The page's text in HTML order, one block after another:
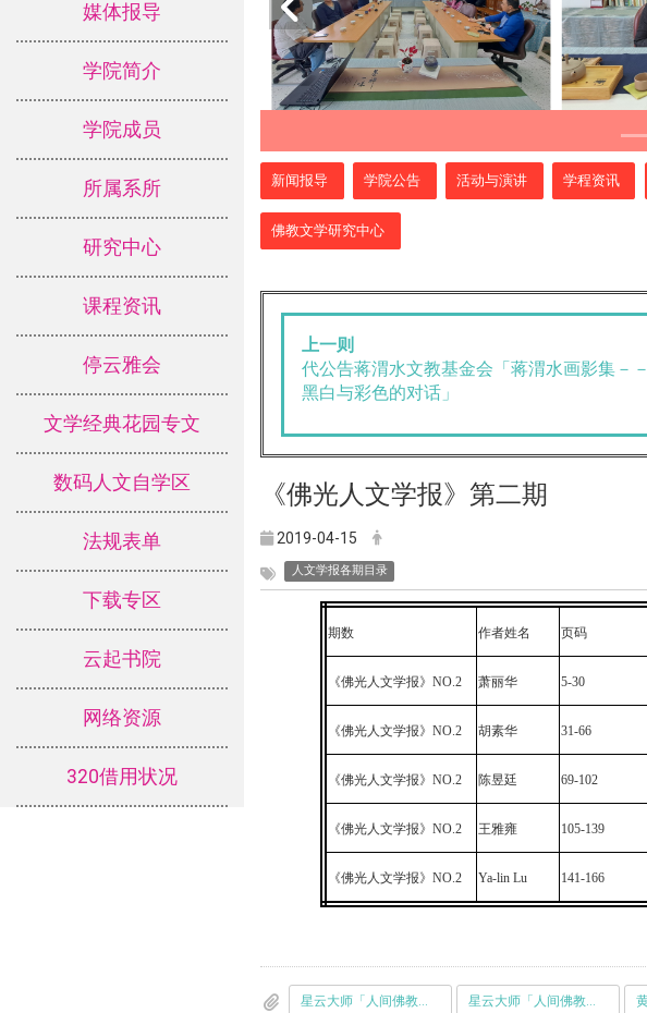
媒体报导
学院简介
学院成员
所属系所
研究中心
课程资讯
停云雅会
文学经典花园专文
数码人文自学区
法规表单
下载专区
云起书院
网络资源
320借用状况
新闻报导 学院公告 活动与演讲 学程资讯
佛教文学研究中心
上一则
代公告蒋渭水文教基金会「蒋渭水画影集－－
黑白与彩色的对话」
《佛光人文学报》第二期
2019-04-15
人文学报各期目录
期数 作者姓名 页码
《佛光人文学报》NO.2 萧丽华 5-30
《佛光人文学报》NO.2 胡素华 31-66
《佛光人文学报》NO.2 陈昱廷 69-102
《佛光人文学报》NO.2 王雅雍 105-139
《佛光人文学报》NO.2 Ya-lin Lu 141-166
星云大师「人间佛教」的文学观与文学实践 星云大师「人间佛教」的文字般若